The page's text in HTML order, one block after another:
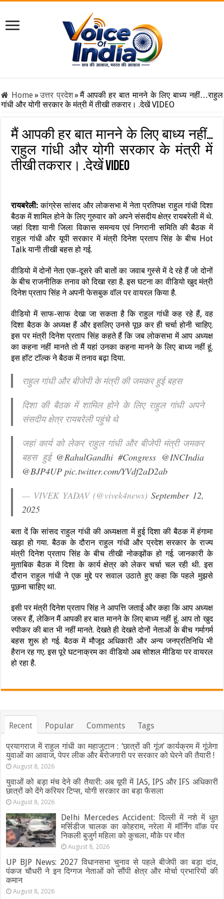
Home» उत्तर प्रदेश»मैं आपकी हर बात मानने के लिए बाध्य नहीं…राहुल
गांधी और योगी सरकार के मंत्री में तीखी तकरार। .देखें VIDEO
मैं आपकी हर बात मानने के लिए बाध्य नहीं…
राहुल गांधी और योगी सरकार के मंत्री में
तीखी तकरार। .देखें VIDEO
रायबरेली: कांग्रेस सांसद और लोकसभा में नेता प्रतिपक्ष राहुल गांधी दिशा
बैठक में शामिल होने के लिए गुरुवार को अपने संसदीय क्षेत्र रायबरेली में थे.
जहां दिशा यानी जिला विकास समन्वय एवं निगरानी समिति की बैठक में
राहुल गांधी और यूपी सरकार में मंत्री दिनेश प्रताप सिंह के बीच Hot
Talk यानी तीखी बहस हो गई.
वीडियो में दोनों नेता एक-दूसरे की बातों का जवाब गुस्से में दे रहे हैं जो दोनों
के बीच राजनीतिक तनाव को दिखा रहा है. इस घटना का वीडियो खुद मंत्री
दिनेश प्रताप सिंह ने अपनी फेसबुक वॉल पर वायरल किया है.
वीडियो में साफ-साफ देखा जा सकता है कि राहुल गांधी कह रहे हैं, वह
दिशा बैठक के अध्यक्ष हैं और इसलिए उनसे पूछ कर ही चर्चा होनी चाहिए.
इस पर मंत्री दिनेश प्रताप सिंह कहते हैं कि जब लोकसभा में आप अध्यक्ष
का कहना नहीं मानते तो मैं यहां उनका कहना मानने के लिए बाध्य नहीं हूं.
इस हॉट टॉल्क ने बैठक में तनाव बढ़ा दिया.
राहुल गांधी और बीजेपी के मंत्री की जमकर हुई बहस
दिशा की बैठक में शामिल होने के लिए राहुल गांधी अपने
संसदीय क्षेत्र रायबरेली पहुंचे थे
जहां कार्य को लेकर राहुल गांधी और बीजेपी मंत्री जमकर
बहस हुई @RahulGandhi #Congress @INCIndia
@BJP4UP pic.twitter.com/YVdf2aD2ab
— VIVEK YADAV (@vivek4news) September 12,
2025
बता दें कि सांसद राहुल गांधी की अध्यक्षता में हुई दिशा की बैठक में हंगामा
खड़ा हो गया. बैठक के दौरान राहुल गांधी और प्रदेश सरकार के राज्य
मंत्री दिनेश प्रताप सिंह के बीच तीखी नोकझोंक हो गई. जानकारी के
मुताबिक बैठक में दिशा के कार्य क्षेत्र को लेकर चर्चा चल रही थी. इस
दौरान राहुल गांधी ने एक मुद्दे पर सवाल उठाते हुए कहा कि पहले मुझसे
पूछना चाहिए था.
इसी पर मंत्री दिनेश प्रताप सिंह ने आपत्ति जताई और कहा कि आप अध्यक्ष
जरूर हैं, लेकिन मैं आपकी हर बात मानने के लिए बाध्य नहीं हूं. आप तो खुद
स्पीकर की बात भी नहीं मानते. देखते ही देखते दोनों नेताओं के बीच गर्मागर्म
बहस शुरू हो गई. बैठक में मौजूद अधिकारी और अन्य जनप्रतिनिधि भी
हैरान रह गए. इस पूरे घटनाक्रम का वीडियो अब सोशल मीडिया पर वायरल
हो रहा है.
Recent Popular Comments Tags
प्रयागराज में राहुल गांधी का महाजुटान : ‘छात्रों की गूंज’ कार्यक्रम में गूंजेगा
युवाओं का आवाज, पेपर लीक और बेरोजगारी पर सरकार को घेरने की तैयारी !
August 8, 2026
युवाओं को बड़ा मंच देने की तैयारी: अब यूपी में IAS, IPS और IFS अधिकारी
छात्रों को देंगे करियर टिप्स, योगी सरकार का बड़ा फैसला
August 8, 2026
Delhi Mercedes Accident: दिल्ली में नशे में धुत
मर्सिडीज चालक का कोहराम, नरेला में मॉर्निंग वॉक पर
निकली बुजुर्ग महिला को कुचला, मौके पर मौत
August 8, 2026
UP BJP News: 2027 विधानसभा चुनाव से पहले बीजेपी का बड़ा दांव,
पंकज चौधरी ने इन दिग्गज नेताओं को सौंपी क्षेत्र और मोर्चा प्रभारियों की
कमान
August 8, 2026